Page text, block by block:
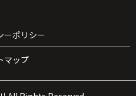
ーポリシー
マップ